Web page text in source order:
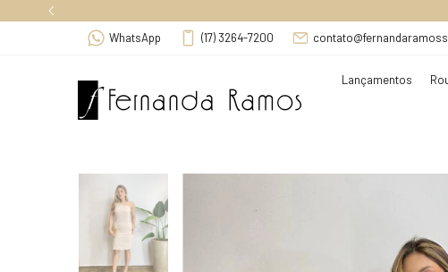
WhatsApp (17) 3264-7200
Lançamentos